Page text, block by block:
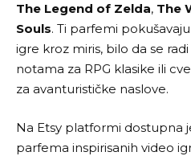
The Legend of Zelda, The
Souls. Ti parfemi
igre kroz miris, bilo da se
notama za RPG klasike ili
za avanturističke naslove.
Na Etsy platformi dostupna
parfema inspirisanih video